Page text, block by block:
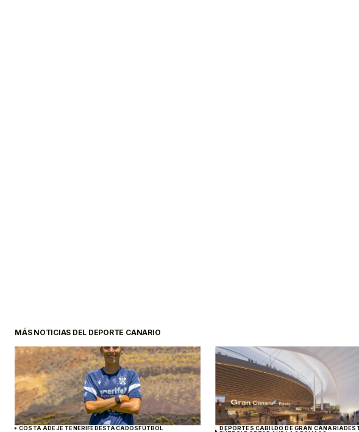
MÁS NOTICIAS DEL DEPORTE CANARIO
COSTA ADEJE TENERIFE DESTACADOS FÚTBOL DEPORTES CABILDO DE GRAN CANARIA